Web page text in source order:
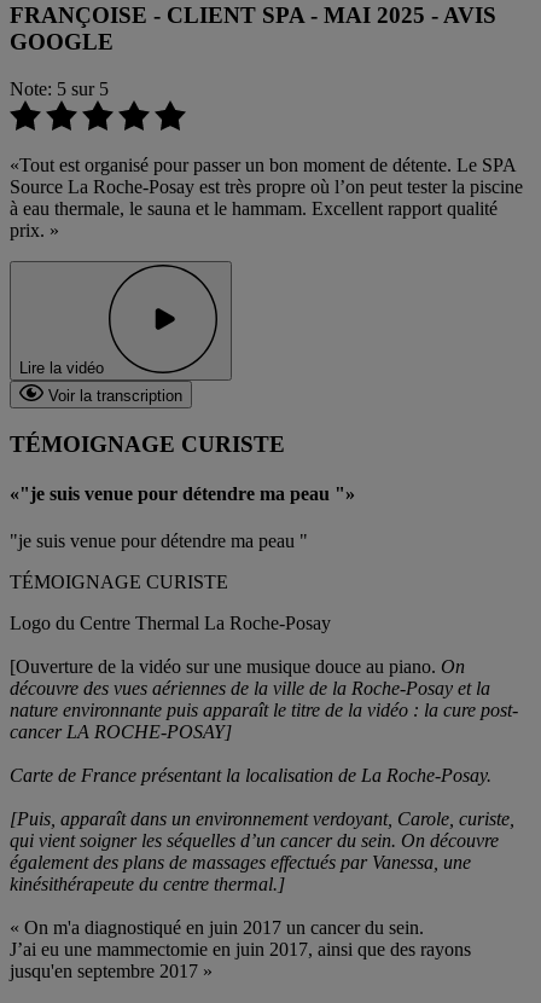
FRANÇOISE - CLIENT SPA - MAI 2025 - AVIS
GOOGLE
Note: 5 sur 5
Tout est organisé pour passer un bon moment de détente. Le SPA
Source La Roche-Posay est très propre où l’on peut tester la piscine
à eau thermale, le sauna et le hammam. Excellent rapport qualité
prix.
Lire la vidéo
Voir la transcription
TÉMOIGNAGE CURISTE
"je suis venue pour détendre ma peau "
"je suis venue pour détendre ma peau "
TÉMOIGNAGE CURISTE
Logo du Centre Thermal La Roche-Posay
[Ouverture de la vidéo sur une musique douce au piano. On
découvre des vues aériennes de la ville de la Roche-Posay et la
nature environnante puis apparaît le titre de la vidéo : la cure post-
cancer LA ROCHE-POSAY]
Carte de France présentant la localisation de La Roche-Posay.
[Puis, apparaît dans un environnement verdoyant, Carole, curiste,
qui vient soigner les séquelles d’un cancer du sein. On découvre
également des plans de massages effectués par Vanessa, une
kinésithérapeute du centre thermal.]
« On m'a diagnostiqué en juin 2017 un cancer du sein.
J’ai eu une mammectomie en juin 2017, ainsi que des rayons
jusqu'en septembre 2017 »